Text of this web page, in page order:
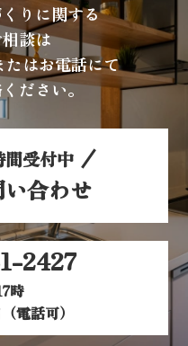
りに関する
談は
はお電話にて
ださい。
受付中
合わせ
2427
時
電話可）